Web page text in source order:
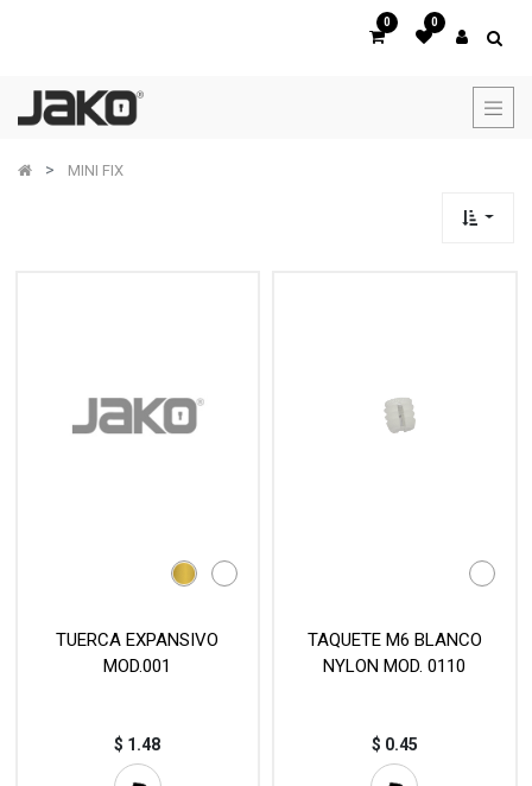
0 0
MINI FIX
TUERCA EXPANSIVO
MOD.001
$ 1.48
TAQUETE M6 BLANCO
NYLON MOD. 0110
$ 0.45